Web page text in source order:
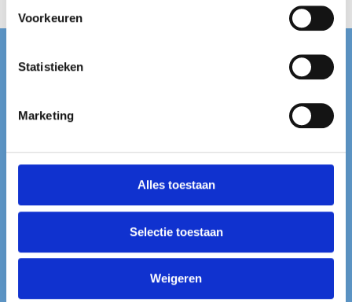
Voorkeuren
Statistieken
Marketing
Alles toestaan
Selectie toestaan
Weigeren
info@dropshopnederland.nl
KVK-nummer: 75886634
BTW-nummer: NL003030361B23 #